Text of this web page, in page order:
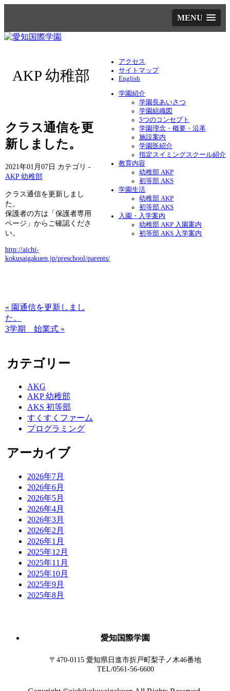
MENU
アクセス
サイトマップ
English
学園紹介
学園長あいさつ
学園組織図
5つのコンセプト
学園理念・概要・沿革
施設案内
学園医紹介
指定スイミングスクール紹介
教育内容
幼稚部 AKP
初等部 AKS
学園生活
幼稚部 AKP
初等部 AKS
入園・入学案内
幼稚部 AKP 入園案内
初等部 AKS 入学案内
AKP 幼稚部
クラス通信を更
新しました。
2021年01月07日 カテゴリ -
AKP 幼稚部
クラス通信を更新しまし
た。
保護者の方は「保護者専用
ページ」からご確認くださ
い。
http://aichi-
kokusaigakuen.jp/preschool/parents/
« 園通信を更新しまし
た。
3学期 始業式 »
カテゴリー
AKG
AKP 幼稚部
AKS 初等部
すくすくファーム
プログラミング
アーカイブ
2026年7月
2026年6月
2026年5月
2026年4月
2026年3月
2026年2月
2026年1月
2025年12月
2025年11月
2025年10月
2025年9月
2025年8月
愛知国際学園
〒470-0115 愛知県日進市折戸町梨子ノ木46番地
TEL/0561-56-6600